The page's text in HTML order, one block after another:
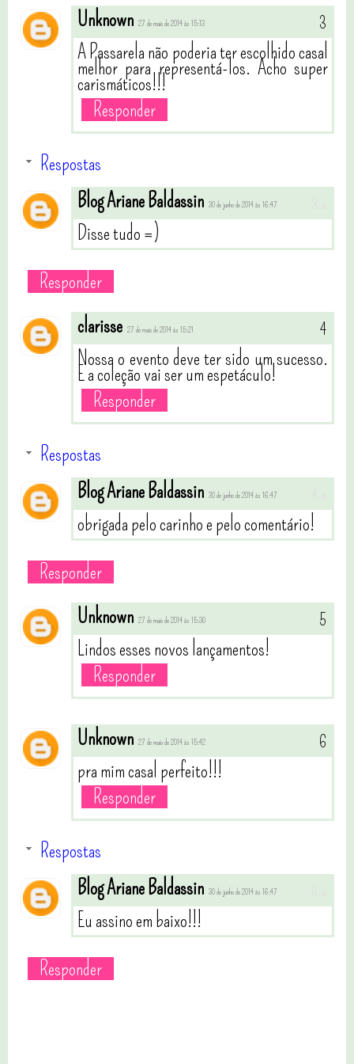
Unknown 27 de maio de 2014 às 15:13
A Passarela não poderia ter escolhido casal
melhor para representá-los. Acho super
carismáticos!!!
Responder
Respostas
Blog Ariane Baldassin 30 de junho de 2014 às 16:47
Disse tudo =)
Responder
clarisse 27 de maio de 2014 às 15:21
Nossa o evento deve ter sido um sucesso.
E a coleção vai ser um espetáculo!
Responder
Respostas
Blog Ariane Baldassin 30 de junho de 2014 às 16:47
obrigada pelo carinho e pelo comentário!
Responder
Unknown 27 de maio de 2014 às 15:30
Lindos esses novos lançamentos!
Responder
Unknown 27 de maio de 2014 às 15:42
pra mim casal perfeito!!!
Responder
Respostas
Blog Ariane Baldassin 30 de junho de 2014 às 16:47
Eu assino em baixo!!!
Responder